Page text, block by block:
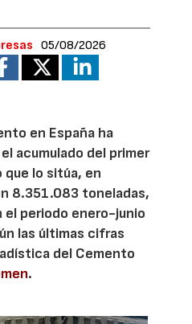
05/08/2026
en España ha
acumulado del primer
que lo sitúa, en
8.351.083 toneladas,
el periodo enero-junio
las últimas cifras
del Cemento
.